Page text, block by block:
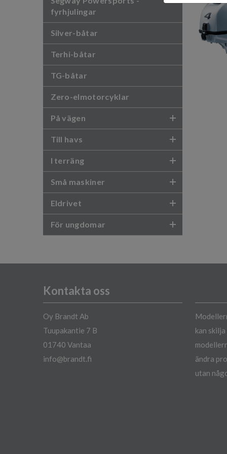
fyrhjulingar
Silver-båtar
Terhi-båtar
TG-båtar
Zero-elmotorcyklar
På vägen
Till havs
I terräng
Små maskiner
Eldrivet
För ungdomar
Kontakta oss
Oy Brandt Ab
Tuupakantie 7 B
01740 Vantaa
info@brandt.fi
kan
ändra
utan